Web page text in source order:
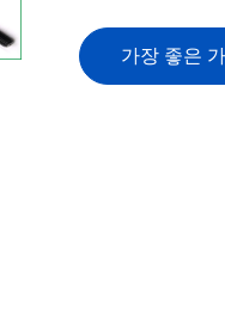
가장 좋은